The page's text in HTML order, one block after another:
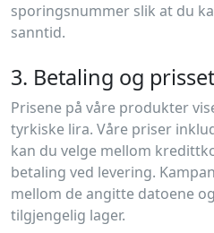
sporingsnummer slik at du
sanntid.
3. Betaling og
Prisene på våre produkter
tyrkiske lira. Våre priser
kan du velge mellom
betaling ved levering.
mellom de angitte datoene
tilgjengelig lager.